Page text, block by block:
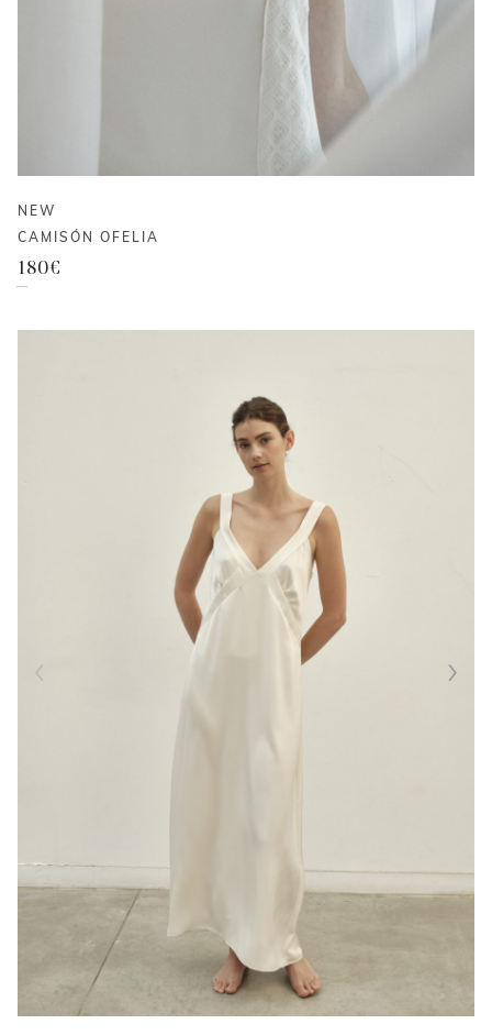
NEW
CAMISÓN OFELIA
180€